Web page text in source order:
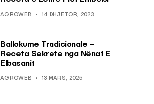
AGROWEB 14 DHJETOR, 2023
Ballokume Tradicionale –
Receta Sekrete nga Nënat E
Elbasanit
AGROWEB 13 MARS, 2025